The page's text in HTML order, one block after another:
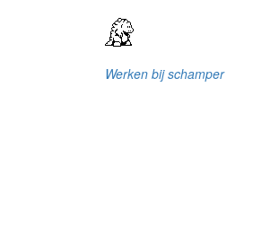
Werken bij schamper